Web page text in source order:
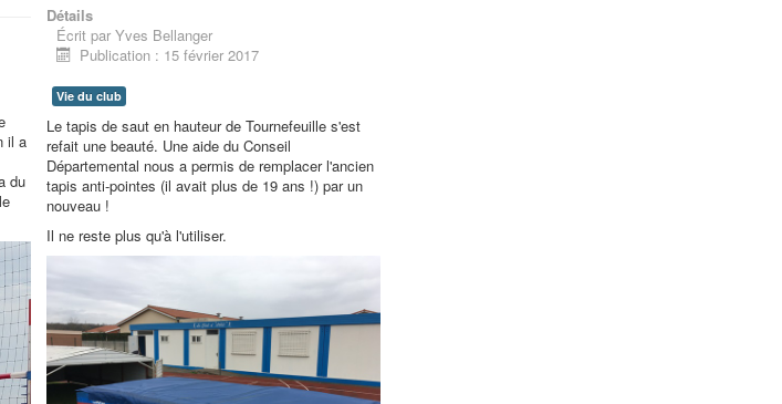
il a
du
Détails
Écrit par Yves Bellanger
Publication : 15 février 2017
Vie du club
Le tapis de saut en hauteur de Tournefeuille s'est
refait une beauté. Une aide du Conseil
Départemental nous a permis de remplacer l'ancien
tapis anti-pointes (il avait plus de 19 ans !) par un
nouveau !
Il ne reste plus qu'à l'utiliser.